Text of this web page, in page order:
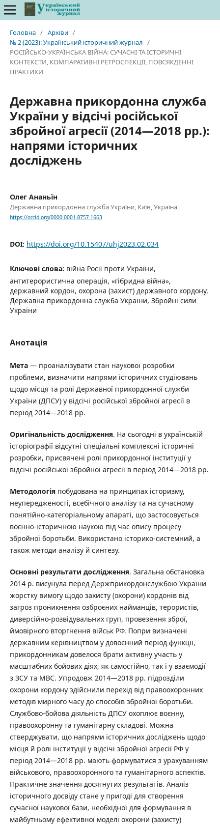
Головна / Архіви /
№ 2 (2023): Український історичний журнал /
РОСІЙСЬКО-УКРАЇНСЬКА ВІЙНА: СУЧАСНІ ТА ІСТОРИЧНІ
КОНТЕКСТИ, КОМПАРАТИВНІ РЕТРОСПЕКЦІЇ, ПОВСЯКДЕННІ
ПРАКТИКИ
Державна прикордонна служба
України у відсічі російської
збройної агресії (2014—2018 рр.):
напрями історичних
досліджень
Олег Ананьїн
Державна прикордонна служба України, Київ, Україна
https://orcid.org/0000-0001-8757-1663
DOI: https://doi.org/10.15407/uhj2023.02.034
Ключові слова: війна Росії проти України,
антитерористична операція, «гібридна війна»,
державний кордон, охорона (захист) державного кордону,
Державна прикордонна служба України, Збройні сили
України
Анотація
Мета— проаналізувати стан наукової розробки
проблеми, визначити напрями історичних студіювань
щодо місця та ролі Державної прикордонної служби
України (ДПСУ) у відсічі російської збройної агресії в
період 2014—2018 рр.
Оригінальність дослідження. На сьогодні в українській
історіографії відсутні спеціальні комплексні історичні
розробки, присвячені ролі прикордонної інституції у
відсічі російської збройної агресії в період 2014—2018 рр.
Методологіяпобудована на принципах історизму,
неупередженості, всебічного аналізу та на сучасному
понятійно-категоріальному апараті, що застосовується
воєнно-історичною наукою під час опису процесу
збройної боротьби. Використано історико-системний, а
також методи аналізу й синтезу.
Основні результати дослідження. Загальна обстановка
2014 р. висунула перед Держприкордонслужбою України
жорстку вимогу щодо захисту (охорони) кордонів від
загроз проникнення озброєних найманців, терористів,
диверсійно-розвідувальних груп, провезення зброї,
ймовірного вторгнення військ РФ. Попри визначені
державним керівництвом у довоєнний період функції,
прикордонникам довелося брати активну участь у
масштабних бойових діях, як самостійно, так і у взаємодії
з ЗСУ та МВС. Упродовж 2014—2018 рр. підрозділи
охорони кордону здійснили перехід від правоохоронних
методів мирного часу до способів збройної боротьби.
Службово-бойова діяльність ДПСУ охоплює воєнну,
правоохоронну та гуманітарну складові. Можна
стверджувати, що напрями історичних досліджень щодо
місця й ролі інституції у відсічі збройної агресії РФ у
період 2014—2018 рр. мають формуватися з урахуванням
військового, правоохоронного та гуманітарного аспектів.
Практичне значення досягнутих результатів. Аналіз
історичного досвіду стане у пригоді для створення
сучасної наукової бази, необхідної для формування в
майбутньому ефективної моделі охорони (захисту)